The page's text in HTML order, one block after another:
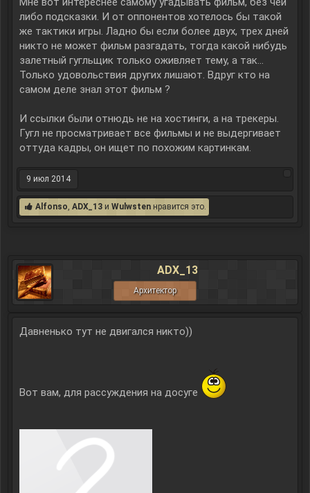
либо подсказки. И от оппонентов хотелось бы такой
же тактики игры. Ладно бы если более двух, трех дней
никто не может фильм разгадать, тогда какой нибудь
залетный гугльщик только оживляет тему, а так...
Только удовольствия других лишают. Вдруг кто на
самом деле знал этот фильм ?
И ссылки были отнюдь не на хостинги, а на трекеры.
Гугл не просматривает все фильмы и не выдергивает
оттуда кадры, он ищет по похожим картинкам.
9 июл 2014
Alfonso, ADX_13 и Wulwsten нравится это.
ADX_13
Архитектор
Давненько тут не двигался никто))
Вот вам, для рассуждения на досуге